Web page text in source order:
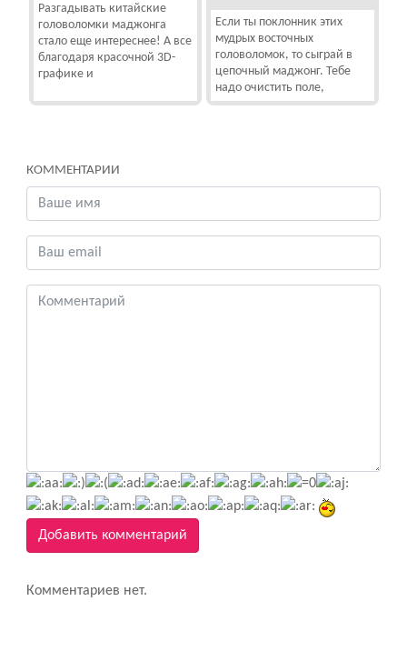
Разгадывать китайские
головоломки маджонга
стало еще интереснее! А все
благодаря красочной 3D-
графике и
Если ты поклонник этих
мудрых восточных
головоломок, то сыграй в
цепочный маджонг. Тебе
надо очистить поле,
КОММЕНТАРИИ
Добавить комментарий
Комментариев нет.